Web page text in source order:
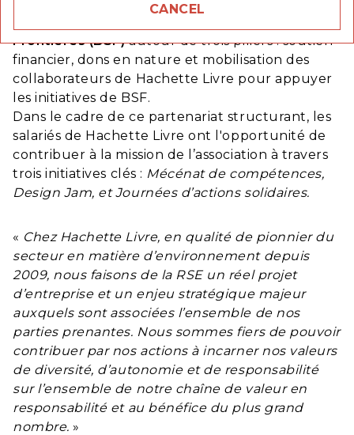
CANCEL
Frontières (BSF)autour de trois piliers : soutien
financier, dons en nature et mobilisation des
collaborateurs de Hachette Livre pour appuyer
les initiatives de BSF.
Dans le cadre de ce partenariat structurant, les
salariés de Hachette Livre ont l'opportunité de
contribuer à la mission de l’association à travers
trois initiatives clés : Mécénat de compétences,
Design Jam, et Journées d’actions solidaires.
« Chez Hachette Livre, en qualité de pionnier du
secteur en matière d’environnement depuis
2009, nous faisons de la RSE un réel projet
d’entreprise et un enjeu stratégique majeur
auxquels sont associées l’ensemble de nos
parties prenantes. Nous sommes fiers de pouvoir
contribuer par nos actions à incarner nos valeurs
de diversité, d’autonomie et de responsabilité
sur l’ensemble de notre chaîne de valeur en
responsabilité et au bénéfice du plus grand
nombre. »